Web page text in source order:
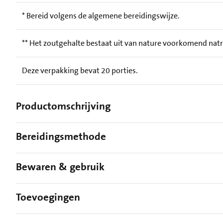
* Bereid volgens de algemene bereidingswijze.
** Het zoutgehalte bestaat uit van nature voorkomend
Deze verpakking bevat 20 porties.
Productomschrijving
Bereidingsmethode
Bewaren & gebruik
Toevoegingen